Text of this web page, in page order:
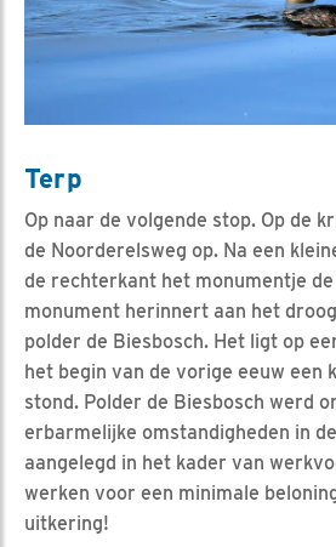
Terp
Op naar de volgende stop. Op de
de Noorderelsweg op. Na een
de rechterkant het monumentje
monument herinnert aan het
polder de Biesbosch. Het ligt op
het begin van de vorige eeuw een
stond. Polder de Biesbosch werd
erbarmelijke omstandigheden in
aangelegd in het kader van
werken voor een minimale
uitkering!